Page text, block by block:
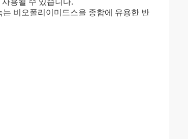
용될 수 있습니다.
비오폴리이미드스을 종합에 유용한 반